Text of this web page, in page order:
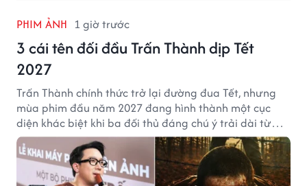
PHIM ẢNH 1 giờ trước
3 cái tên đối đầu Trấn Thành dịp Tết
2027
Trấn Thành chính thức trở lại đường đua Tết, nhưng
mùa phim đầu năm 2027 đang hình thành một cục
diện khác biệt khi ba đối thủ đáng chú ý trải dài từ
chiến tranh, võ hiệp đến kinh dị cung đấu.